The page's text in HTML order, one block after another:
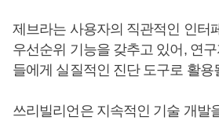
제브라는 사용자의 직관적인 인터
우선순위 기능을 갖추고 있어, 연
들에게 실질적인 진단 도구로 활용
쓰리빌리언은 지속적인 기술 개발